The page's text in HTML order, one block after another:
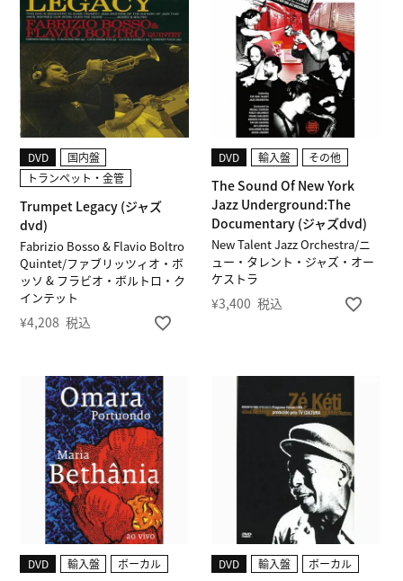
Fabrizio Bosso & Flavio Boltro
Quintet/ファブリッツィオ・ボ
ッソ & フラビオ・ボルトロ・ク
インテット
Trumpet Legacy (ジャズ
dvd)
DVD
国内盤
トランペット・金管
¥4,208 税込
New Talent Jazz Orchestra/ニ
ュー・タレント・ジャズ・オー
ケストラ
The Sound Of New York
Jazz Underground:The
Documentary (ジャズdvd)
DVD 輸入盤 その他
¥3,400 税込
DVD 輸入盤 ボーカル DVD 輸入盤 ボーカル